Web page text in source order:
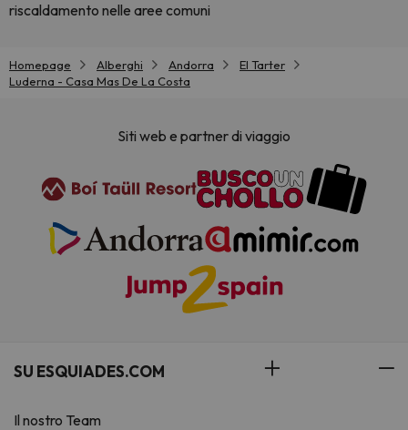
riscaldamento nelle aree comuni
Homepage Alberghi Andorra
El Tarter
Luderna - Casa Mas De La Costa
Siti web e partner di viaggio
SU ESQUIADES.COM
Il nostro Team